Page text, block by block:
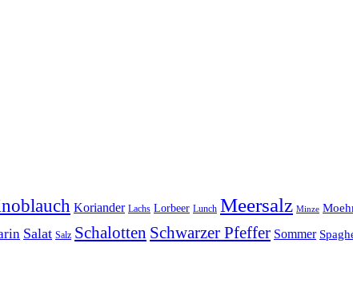
Koriander Lachs Lorbeer Lunch Meersalz Minze
Salat Salz Schalotten Schwarzer Pfeffer Sommer